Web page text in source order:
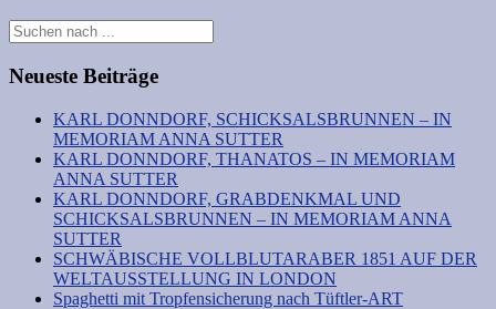
Neueste Beiträge
KARL DONNDORF, SCHICKSALSBRUNNEN – IN
MEMORIAM ANNA SUTTER
KARL DONNDORF, THANATOS – IN MEMORIAM
ANNA SUTTER
KARL DONNDORF, GRABDENKMAL UND
SCHICKSALSBRUNNEN – IN MEMORIAM ANNA
SUTTER
SCHWÄBISCHE VOLLBLUTARABER 1851 AUF DER
WELTAUSSTELLUNG IN LONDON
Spaghetti mit Tropfensicherung nach Tüftler-ART